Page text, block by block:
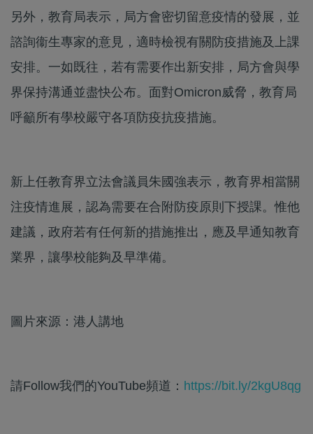
另外，教育局表示，局方會密切留意疫情的發展，並
諮詢衞生專家的意見，適時檢視有關防疫措施及上課
安排。一如既往，若有需要作出新安排，局方會與學
界保持溝通並盡快公布。面對Omicron威脅，教育局
呼籲所有學校嚴守各項防疫抗疫措施。
新上任教育界立法會議員朱國強表示，教育界相當關
注疫情進展，認為需要在合附防疫原則下授課。惟他
建議，政府若有任何新的措施推出，應及早通知教育
業界，讓學校能夠及早準備。
圖片來源：港人講地
請Follow我們的YouTube頻道： https://bit.ly/2kgU8qg